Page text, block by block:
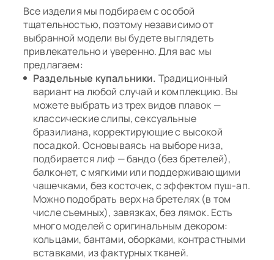
Все изделия мы подбираем с особой
тщательностью, поэтому независимо от
выбранной модели вы будете выглядеть
привлекательно и уверенно. Для вас мы
предлагаем:
Раздельные купальники. Традиционный
вариант на любой случай и комплекцию. Вы
можете выбрать из трех видов плавок —
классические слипы, сексуальные
бразилиана, корректирующие с высокой
посадкой. Основываясь на выборе низа,
подбирается лиф — бандо (без бретелей),
балконет, с мягкими или поддерживающими
чашечками, без косточек, с эффектом пуш-ап.
Можно подобрать верх на бретелях (в том
числе съемных), завязках, без лямок. Есть
много моделей с оригинальным декором:
кольцами, бантами, оборками, контрастными
вставками, из фактурных тканей.